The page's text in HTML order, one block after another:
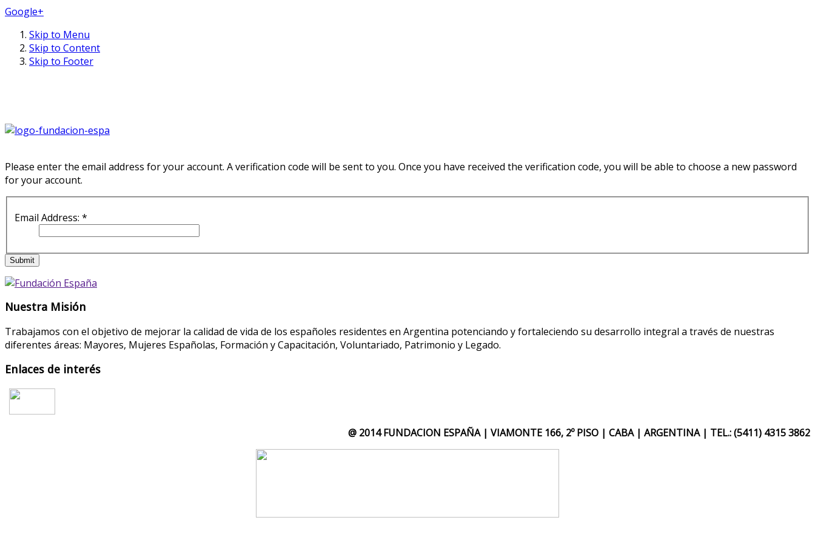
Google+
Skip to Menu
Skip to Content
Skip to Footer
Please enter the email address for your account. A verification code will be sent to you. Once you have received the verification code, you will be able to choose a new password
for your account.
Email Address: *
Submit
Nuestra Misión
Trabajamos con el objetivo de mejorar la calidad de vida de los españoles residentes en Argentina potenciando y fortaleciendo su desarrollo integral a través de nuestras
diferentes áreas: Mayores, Mujeres Españolas, Formación y Capacitación, Voluntariado, Patrimonio y Legado.
Enlaces de interés
@ 2014 FUNDACION ESPAÑA | VIAMONTE 166, 2º PISO | CABA | ARGENTINA | TEL.: (5411) 4315 3862